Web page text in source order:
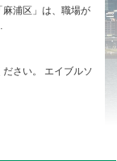
麻浦区」は、職場が
さい。 エイブルソ